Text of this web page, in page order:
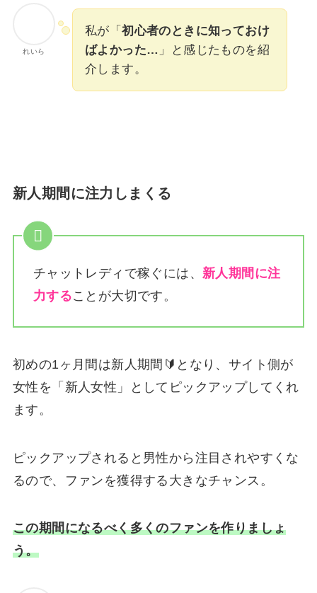
れいら
私が「初心者のときに知っておけ
ばよかった… 」と感じたものを紹
介します。
新人期間に注力しまくる
チャットレディで稼ぐには、新人期間に注
力することが大切です。
初めの1ヶ月間は新人期間🔰となり、サイト側が
女性を「新人女性」としてピックアップしてくれ
ます。
ピックアップされると男性から注目されやすくな
るので、ファンを獲得する大きなチャンス。
この期間になるべく多くのファンを作りましょ
う。